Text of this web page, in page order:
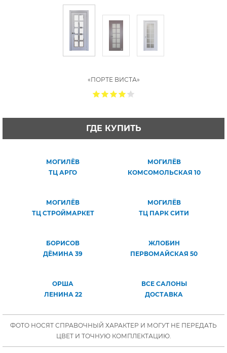
«ПОРТЕ ВИСТА»
ГДЕ КУПИТЬ
МОГИЛЁВ
ТЦ АРГО
МОГИЛЁВ
КОМСОМОЛЬСКАЯ 10
МОГИЛЁВ
ТЦ СТРОЙМАРКЕТ
МОГИЛЁВ
ТЦ ПАРК СИТИ
БОРИСОВ
ДЁМИНА 39
ЖЛОБИН
ПЕРВОМАЙСКАЯ 50
ОРША
ЛЕНИНА 22
ВСЕ САЛОНЫ
ДОСТАВКА
ФОТО НОСЯТ СПРАВОЧНЫЙ ХАРАКТЕР И МОГУТ НЕ ПЕРЕДАТЬ
ЦВЕТ И ТОЧНУЮ КОМПЛЕКТАЦИЮ.